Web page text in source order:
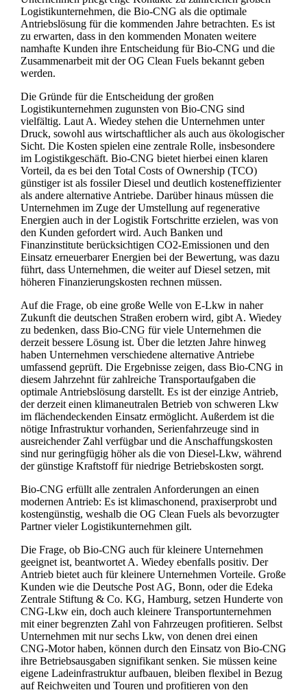
Logistikunternehmen, die Bio-CNG als die optimale
Antriebslösung für die kommenden Jahre betrachten. Es ist
zu erwarten, dass in den kommenden Monaten weitere
namhafte Kunden ihre Entscheidung für Bio-CNG und die
Zusammenarbeit mit der OG Clean Fuels bekannt geben
werden.
Die Gründe für die Entscheidung der großen
Logistikunternehmen zugunsten von Bio-CNG sind
vielfältig. Laut A. Wiedey stehen die Unternehmen unter
Druck, sowohl aus wirtschaftlicher als auch aus ökologischer
Sicht. Die Kosten spielen eine zentrale Rolle, insbesondere
im Logistikgeschäft. Bio-CNG bietet hierbei einen klaren
Vorteil, da es bei den Total Costs of Ownership (TCO)
günstiger ist als fossiler Diesel und deutlich kosteneffizienter
als andere alternative Antriebe. Darüber hinaus müssen die
Unternehmen im Zuge der Umstellung auf regenerative
Energien auch in der Logistik Fortschritte erzielen, was von
den Kunden gefordert wird. Auch Banken und
Finanzinstitute berücksichtigen CO2-Emissionen und den
Einsatz erneuerbarer Energien bei der Bewertung, was dazu
führt, dass Unternehmen, die weiter auf Diesel setzen, mit
höheren Finanzierungskosten rechnen müssen.
Auf die Frage, ob eine große Welle von E-Lkw in naher
Zukunft die deutschen Straßen erobern wird, gibt A. Wiedey
zu bedenken, dass Bio-CNG für viele Unternehmen die
derzeit bessere Lösung ist. Über die letzten Jahre hinweg
haben Unternehmen verschiedene alternative Antriebe
umfassend geprüft. Die Ergebnisse zeigen, dass Bio-CNG in
diesem Jahrzehnt für zahlreiche Transportaufgaben die
optimale Antriebslösung darstellt. Es ist der einzige Antrieb,
der derzeit einen klimaneutralen Betrieb von schweren Lkw
im flächendeckenden Einsatz ermöglicht. Außerdem ist die
nötige Infrastruktur vorhanden, Serienfahrzeuge sind in
ausreichender Zahl verfügbar und die Anschaffungskosten
sind nur geringfügig höher als die von Diesel-Lkw, während
der günstige Kraftstoff für niedrige Betriebskosten sorgt.
Bio-CNG erfüllt alle zentralen Anforderungen an einen
modernen Antrieb: Es ist klimaschonend, praxiserprobt und
kostengünstig, weshalb die OG Clean Fuels als bevorzugter
Partner vieler Logistikunternehmen gilt.
Die Frage, ob Bio-CNG auch für kleinere Unternehmen
geeignet ist, beantwortet A. Wiedey ebenfalls positiv. Der
Antrieb bietet auch für kleinere Unternehmen Vorteile. Große
Kunden wie die Deutsche Post AG, Bonn, oder die Edeka
Zentrale Stiftung & Co. KG, Hamburg, setzen Hunderte von
CNG-Lkw ein, doch auch kleinere Transportunternehmen
mit einer begrenzten Zahl von Fahrzeugen profitieren. Selbst
Unternehmen mit nur sechs Lkw, von denen drei einen
CNG-Motor haben, können durch den Einsatz von Bio-CNG
ihre Betriebsausgaben signifikant senken. Sie müssen keine
eigene Ladeinfrastruktur aufbauen, bleiben flexibel in Bezug
auf Reichweiten und Touren und profitieren von den